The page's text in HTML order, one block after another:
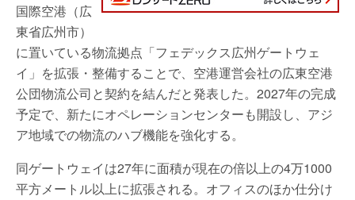
国際空港（広
東省広州市）
に置いている物流拠点「フェデックス広州ゲートウェ
イ」を拡張・整備することで、空港運営会社の広東空港
公団物流公司と契約を結んだと発表した。2027年の完成
予定で、新たにオペレーションセンターも開設し、アジ
ア地域での物流のハブ機能を強化する。
同ゲートウェイは27年に面積が現在の倍以上の4万1000
平方メートル以上に拡張される。オフィスのほか仕分け